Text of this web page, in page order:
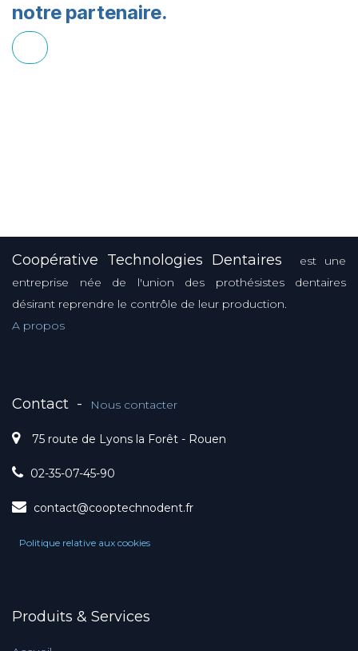
notre partenaire.
Coopérative Technologies Dentaires
est une
entreprise née de l'union des prothésistes dentaires
désirant reprendre le contrôle de leur production.
A propos
Contact - Nous contacter
75 route de Lyons la Forêt - Rouen
02-35-07-45-90
contact@cooptechnodent.fr
Politique relative aux cookies
Produits & Services